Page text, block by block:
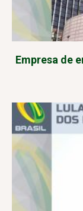
Empresa de